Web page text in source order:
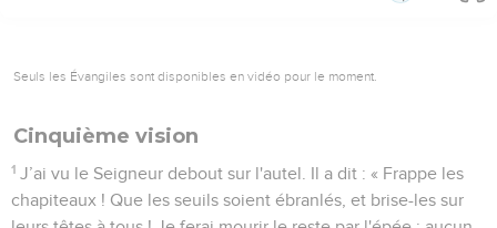
Seuls les Évangiles sont disponibles en vidéo pour le moment.
Cinquième vision
1 J’ai vu le Seigneur debout sur l'autel. Il a dit : « Frappe les
chapiteaux ! Que les seuils soient ébranlés, et brise-les sur